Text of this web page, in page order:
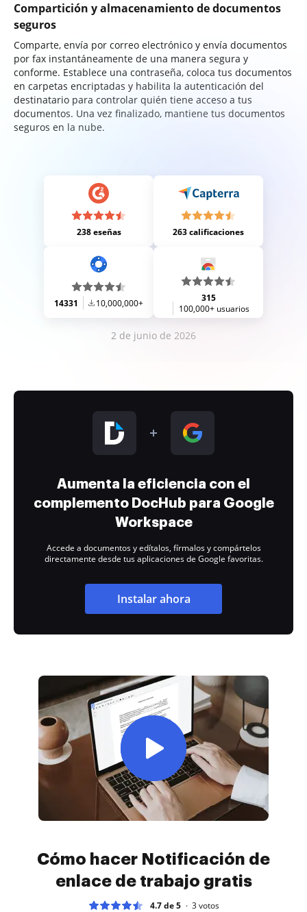
Compartición y almacenamiento de documentos
seguros
Comparte, envía por correo electrónico y envía documentos
por fax instantáneamente de una manera segura y
conforme. Establece una contraseña, coloca tus documentos
en carpetas encriptadas y habilita la autenticación del
destinatario para controlar quién tiene acceso a tus
documentos. Una vez finalizado, mantiene tus documentos
seguros en la nube.
238 eseñas 263 calificaciones
14331 10,000,000+
315
100,000+ usuarios
2 de junio de 2026
Aumenta la eficiencia con el
complemento DocHub para Google
Workspace
Accede a documentos y edítalos, fírmalos y compártelos
directamente desde tus aplicaciones de Google favoritas.
Instalar ahora
Cómo hacer Notificación de
enlace de trabajo gratis
4.7 de 5 3votos